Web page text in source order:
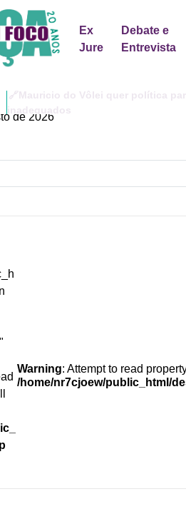
nr7cjoew/public_html/Class/
Ex
Jure
Debate e
Entrevista
de 2026
🔗Mauricio do Vôlei quer política
inadequados
Warning: Attempt to read
/home/nr7cjoew/public_html/